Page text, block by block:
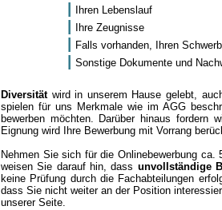
Ihren Lebenslauf
Ihre Zeugnisse
Falls vorhanden, Ihren
Sonstige Dokumente und
Diversitätwird in unserem Hause gelebt,
spielen für uns Merkmale wie im AGG
bewerben möchten. Darüber hinaus fordern
Eignung wird Ihre Bewerbung mit Vorrang
Nehmen Sie sich für die Onlinebewerbung
weisen Sie darauf hin, dass unvollständige
keine Prüfung durch die Fachabteilungen
dass Sie nicht weiter an der Position
unserer Seite.